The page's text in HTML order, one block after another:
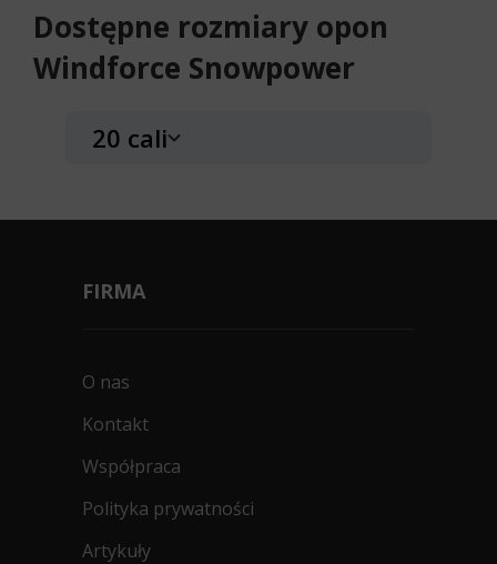
Dostępne rozmiary opon
Windforce Snowpower
20 cali
Windforce Snowpower
RANT OCHRONNY (FR)
Data produkcji:
Doręczymy
FIRMA
O nas
Kontakt
Współpraca
Polityka prywatności
Artykuły